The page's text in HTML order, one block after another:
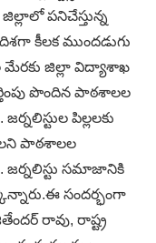
పనిచేస్తున్న
కీలక ముందడుగు
మేరకు జిల్లా విద్యాశాఖ
పొందిన పాఠశాలల
పిల్లలకు
పాఠశాలల
సమాజానికి
సందర్భంగా
రావు, రాష్ట్ర